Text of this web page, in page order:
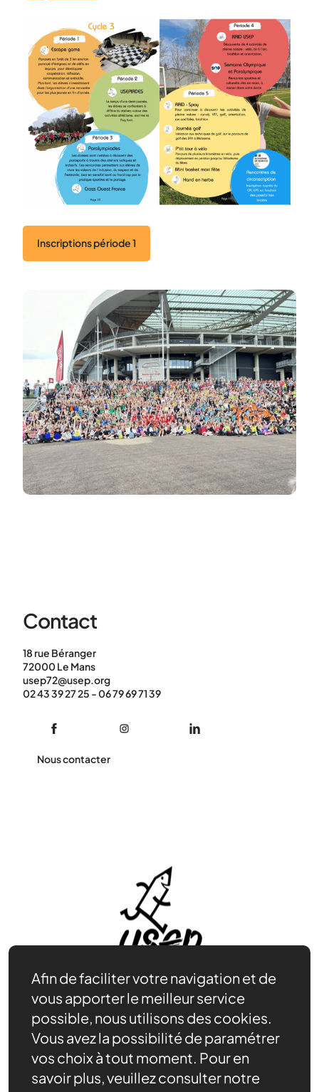
Inscriptions période 1
Contact
18 rue Béranger
72000 Le Mans
usep72@usep.org
02 43 39 27 25 - 06 79 69 71 39
Nous contacter
Être bénévole
Nos ressources
Notre rôle
Afin de faciliter votre navigation et de
vous apporter le meilleur service
possible, nous utilisons des cookies.
Vous avez la possibilité de paramétrer
vos choix à tout moment. Pour en
savoir plus, veuillez consulter notre